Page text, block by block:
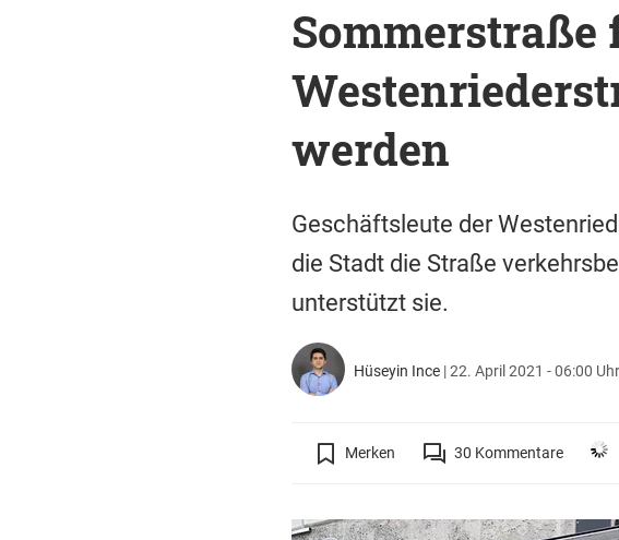
Sommerstraße
werden
Geschäftsleute der
die Stadt die Straße
unterstützt sie.
Hüseyin Ince |22. April 2021 - 06:00 Uhr
Merken 30 Kommentare